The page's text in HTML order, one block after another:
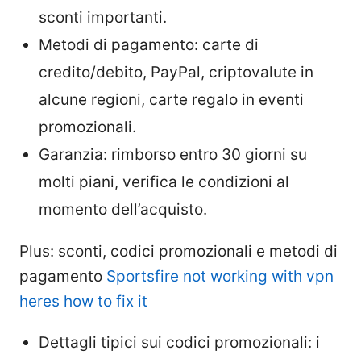
sconti importanti.
Metodi di pagamento: carte di
credito/debito, PayPal, criptovalute in
alcune regioni, carte regalo in eventi
promozionali.
Garanzia: rimborso entro 30 giorni su
molti piani, verifica le condizioni al
momento dell’acquisto.
Plus: sconti, codici promozionali e metodi di
pagamento Sportsfire not working with vpn
heres how to fix it
Dettagli tipici sui codici promozionali: i